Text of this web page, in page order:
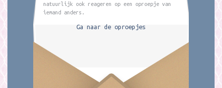
natuurlijk ook reageren op een oproepje van
iemand anders.
Ga naar de oproepjes